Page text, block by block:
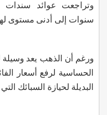
وتراجعت عوائد سندات
سنوات إلى أدنى مستوى
ورغم أن الذهب يعد
الحساسية لرفع أسعار
البديلة لحيازة السبائك